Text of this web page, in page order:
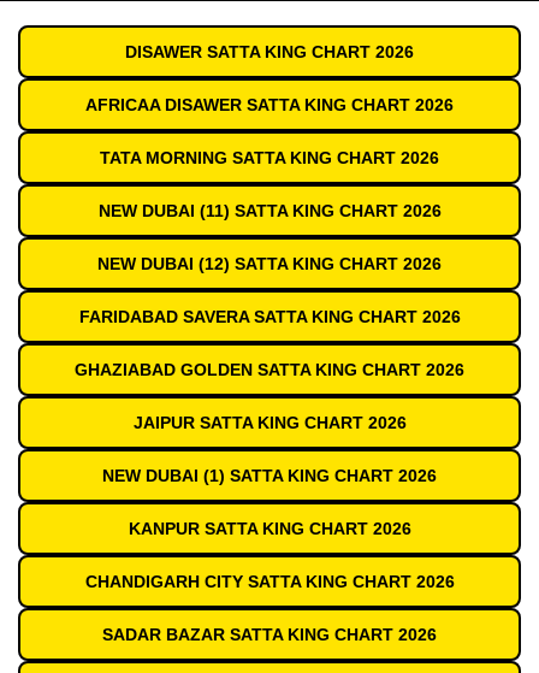
DISAWER SATTA KING CHART 2026
AFRICAA DISAWER SATTA KING CHART 2026
TATA MORNING SATTA KING CHART 2026
NEW DUBAI (11) SATTA KING CHART 2026
NEW DUBAI (12) SATTA KING CHART 2026
FARIDABAD SAVERA SATTA KING CHART 2026
GHAZIABAD GOLDEN SATTA KING CHART 2026
JAIPUR SATTA KING CHART 2026
NEW DUBAI (1) SATTA KING CHART 2026
KANPUR SATTA KING CHART 2026
CHANDIGARH CITY SATTA KING CHART 2026
SADAR BAZAR SATTA KING CHART 2026